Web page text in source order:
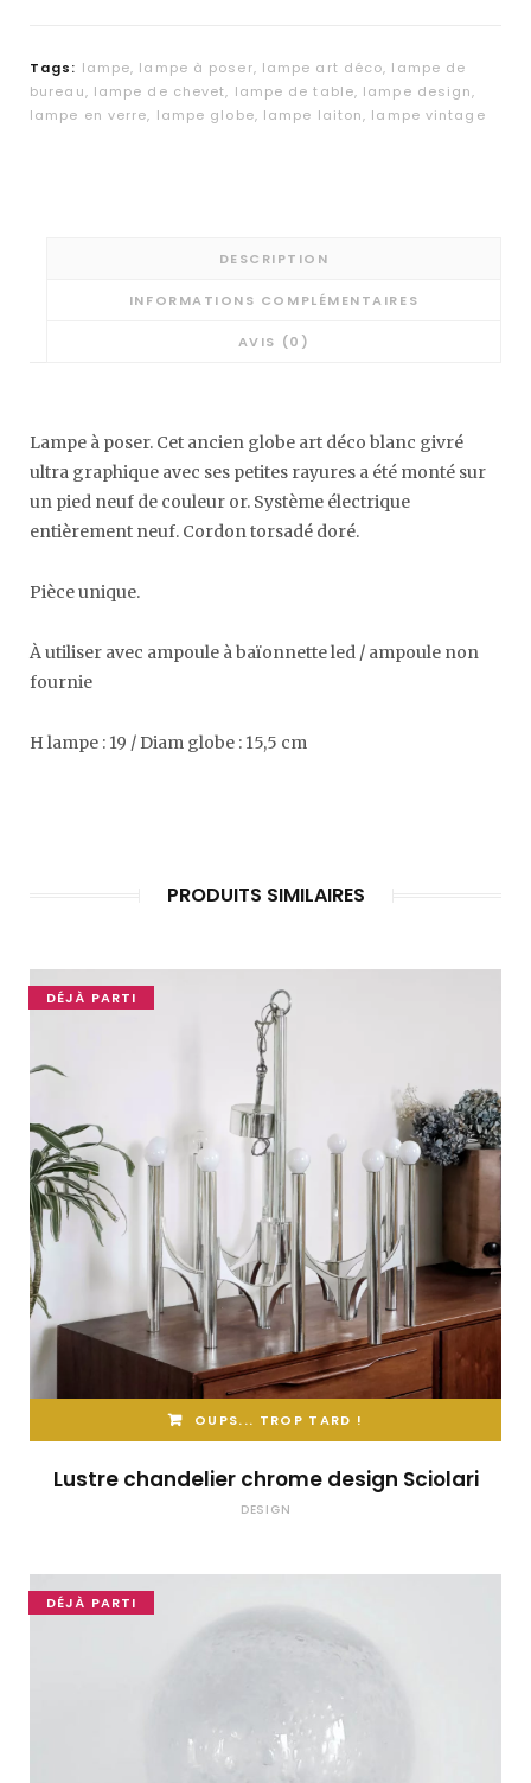
Tags: lampe, lampe à poser, lampe art déco, lampe de
bureau, lampe de chevet, lampe de table, lampe design,
lampe en verre, lampe globe, lampe laiton, lampe vintage
DESCRIPTION
INFORMATIONS COMPLÉMENTAIRES
AVIS (0)
Lampe à poser. Cet ancien globe art déco blanc givré
ultra graphique avec ses petites rayures a été monté sur
un pied neuf de couleur or. Système électrique
entièrement neuf. Cordon torsadé doré.
Pièce unique.
À utiliser avec ampoule à baïonnette led / ampoule non
fournie
H lampe : 19 / Diam globe : 15,5 cm
PRODUITS SIMILAIRES
DÉJÀ PARTI
OUPS... TROP TARD !
Lustre chandelier chrome design Sciolari
DESIGN
DÉJÀ PARTI